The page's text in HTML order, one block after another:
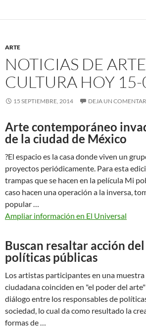
ARTE
NOTICIAS DE
CULTURA HOY
15 SEPTIEMBRE, 2014 DEJA UN
Arte contemporáneo
de la ciudad de México
?El espacio es la casa donde viven un
proyectos periódicamente. Para esta
trampas que se hacen en la película Mi
caso hacen una operación a la inversa,
popular …
Ampliar información en El Universal
Buscan resaltar acción
políticas públicas
Los artistas participantes en una
ciudadana coinciden en "el poder del
diálogo entre los responsables de
sociedad, lo cual da como resultado la
formas de …